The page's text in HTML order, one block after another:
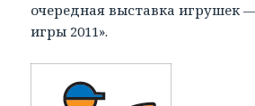
очередная выставка игрушек
игры 2011».